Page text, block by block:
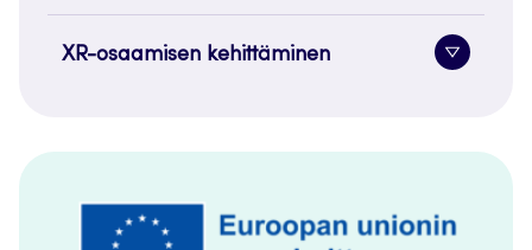
painike
XR-osaamisen kehittäminen